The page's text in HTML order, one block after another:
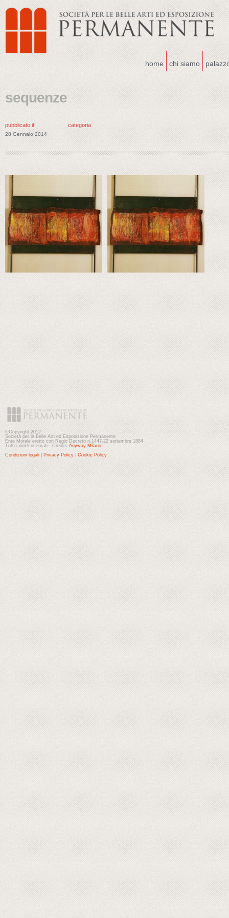
home chi siamo
sequenze
pubblicato il
28 Gennaio 2014
categoria
©Copyright 2012
Società per le Belle Arti ed Esposizione Permanente
Ente Morale eretto con Regio Decreto n.1447-22 settembre 1884
Tutti i diritti riservati - Credits Anyway Milano
Condizioni legali
Privacy Policy Cookie Policy